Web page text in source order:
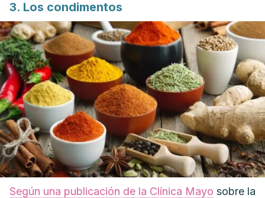
3. Los condimentos
Según una publicación de la Clínica Mayo sobre la